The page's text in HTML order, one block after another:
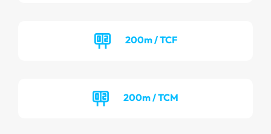
200m / TCF
200m / TCM